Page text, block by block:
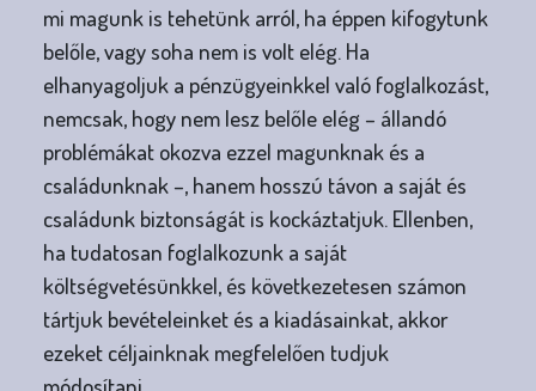
mi magunk is tehetünk arról, ha éppen kifogytunk
belőle, vagy soha nem is volt elég. Ha
elhanyagoljuk a pénzügyeinkkel való foglalkozást,
nemcsak, hogy nem lesz belőle elég – állandó
problémákat okozva ezzel magunknak és a
családunknak –, hanem hosszú távon a saját és
családunk biztonságát is kockáztatjuk. Ellenben,
ha tudatosan foglalkozunk a saját
költségvetésünkkel, és következetesen számon
tártjuk bevételeinket és a kiadásainkat, akkor
ezeket céljainknak megfelelően tudjuk